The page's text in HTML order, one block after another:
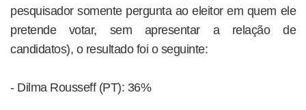
pesquisador somente pergunta ao eleitor em quem ele
pretende votar, sem apresentar a relação de
candidatos), o resultado foi o seguinte:
- Dilma Rousseff (PT): 36%